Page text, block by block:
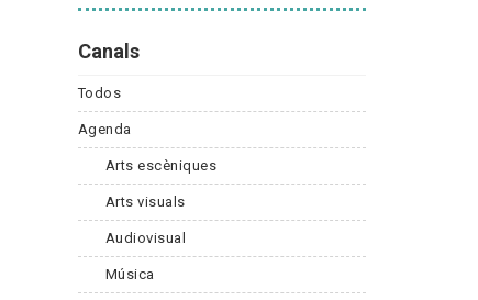
Canals
Todos
Agenda
Arts escèniques
Arts visuals
Audiovisual
Música